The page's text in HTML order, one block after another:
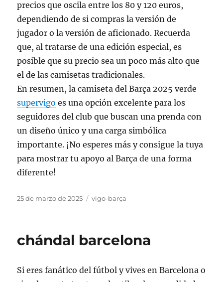
precios que oscila entre los 80 y 120 euros,
dependiendo de si compras la versión de
jugador o la versión de aficionado. Recuerda
que, al tratarse de una edición especial, es
posible que su precio sea un poco más alto que
el de las camisetas tradicionales.
En resumen, la camiseta del Barça 2025 verde
supervigo es una opción excelente para los
seguidores del club que buscan una prenda con
un diseño único y una carga simbólica
importante. ¡No esperes más y consigue la tuya
para mostrar tu apoyo al Barça de una forma
diferente!
Publicado
25 de marzo de 2025 Categorías
vigo-barça
chándal barcelona
Si eres fanático del fútbol y vives en Barcelona o